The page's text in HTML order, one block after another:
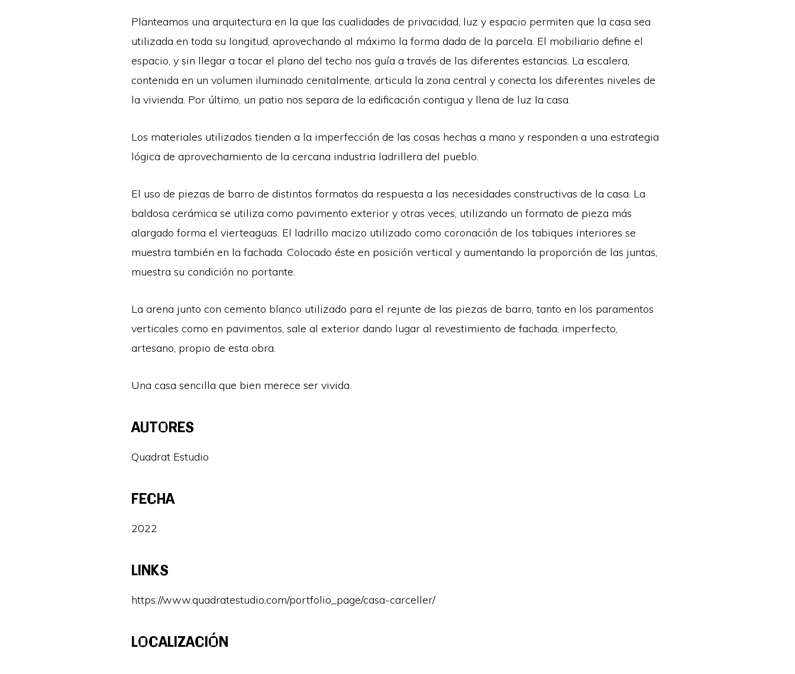
Planteamos una arquitectura en la que las cualidades de privacidad, luz y espacio permiten que la casa sea
utilizada en toda su longitud, aprovechando al máximo la forma dada de la parcela. El mobiliario define el
espacio, y sin llegar a tocar el plano del techo nos guía a través de las diferentes estancias. La escalera,
contenida en un volumen iluminado cenitalmente, articula la zona central y conecta los diferentes niveles de
la vivienda. Por último, un patio nos separa de la edificación contigua y llena de luz la casa.
Los materiales utilizados tienden a la imperfección de las cosas hechas a mano y responden a una estrategia
lógica de aprovechamiento de la cercana industria ladrillera del pueblo.
El uso de piezas de barro de distintos formatos da respuesta a las necesidades constructivas de la casa. La
baldosa cerámica se utiliza como pavimento exterior y otras veces, utilizando un formato de pieza más
alargado forma el vierteaguas. El ladrillo macizo utilizado como coronación de los tabiques interiores se
muestra también en la fachada. Colocado éste en posición vertical y aumentando la proporción de las juntas,
muestra su condición no portante.
La arena junto con cemento blanco utilizado para el rejunte de las piezas de barro, tanto en los paramentos
verticales como en pavimentos, sale al exterior dando lugar al revestimiento de fachada, imperfecto,
artesano, propio de esta obra.
Una casa sencilla que bien merece ser vivida.
AUTORES
Quadrat Estudio
FECHA
2022
LINKS
https://www.quadratestudio.com/portfolio_page/casa-carceller/
LOCALIZACIÓN